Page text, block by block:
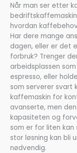
Når man ser etter
hvordan
Har dere mange
dagen, eller er det
forbruk? Trenger
arbeidsplassen
espresso, eller
som serverer svart
kaffemaskin for
avanserte, men
kapasiteten og
som er for liten kan
stor løsning kan bli
nødvendig.